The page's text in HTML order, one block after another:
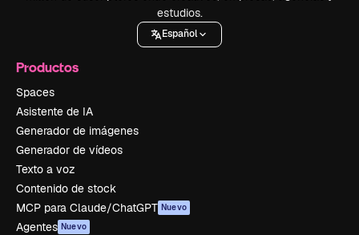
estudios.
Español
Productos
Spaces
Asistente de IA
Generador de imágenes
Generador de vídeos
Texto a voz
Contenido de stock
MCP para Claude/ChatGPT Nuevo
Agentes Nuevo